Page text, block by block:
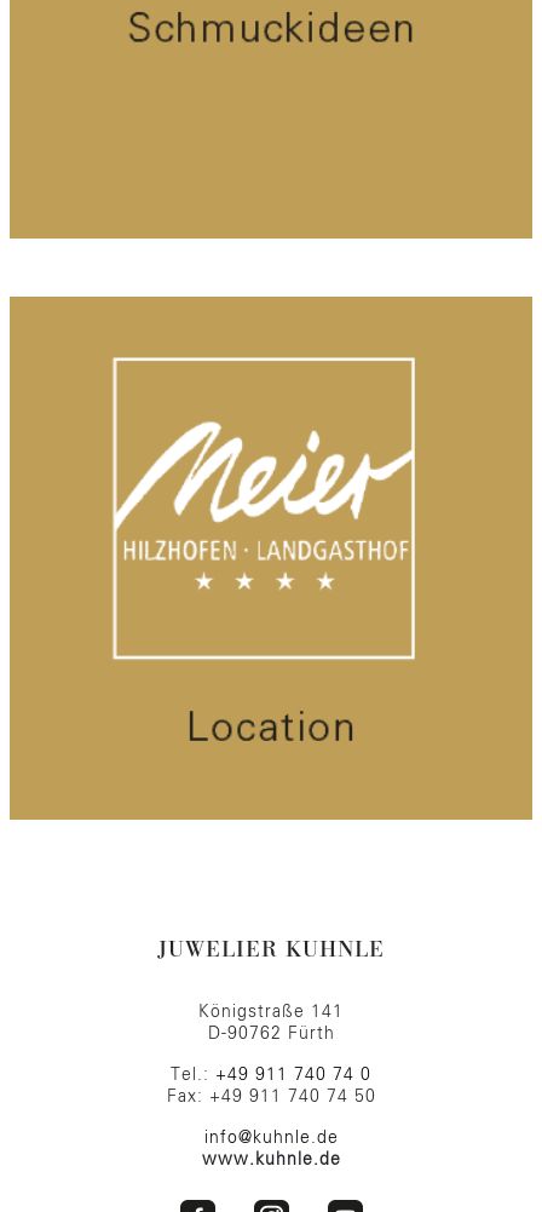
JUWELIER KUHNLE
Königstraße 141
D-90762 Fürth
Tel.: +49 911 740 74 0
Fax: +49 911 740 74 50
info@kuhnle.de
www.kuhnle.de